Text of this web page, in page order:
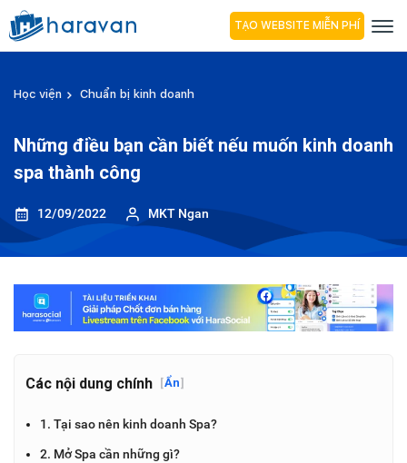
TẠO WEBSITE MIỄN PHÍ
Học viện Chuẩn bị kinh doanh
Những điều bạn cần biết nếu muốn kinh doanh
spa thành công
12/09/2022 MKT Ngan
Các nội dung chính [Ẩn]
1. Tại sao nên kinh doanh Spa?
2. Mở Spa cần những gì?